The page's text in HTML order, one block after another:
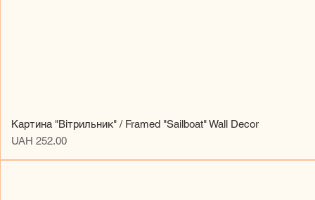
Картина "Вітрильник" / Framed "Sailboat" Wall Decor
Price
UAH 252.00